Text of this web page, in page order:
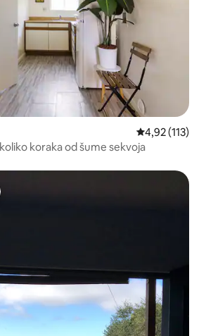
Prosječna
4,92 (113)
koraka od šume sekvoja
s oznakom „Odabrali gosti”